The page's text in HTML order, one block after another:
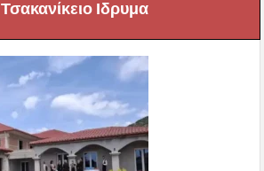
Τσακανίκειο Ιδρυμα